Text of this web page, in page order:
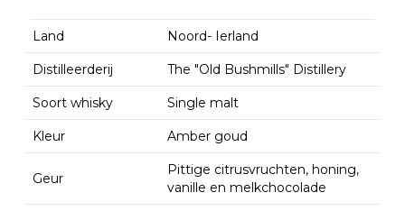
Land Noord- Ierland
Distilleerderij The "Old Bushmills" Distillery
Soort whisky Single malt
Kleur Amber goud
Geur
Pittige citrusvruchten, honing,
vanille en melkchocolade